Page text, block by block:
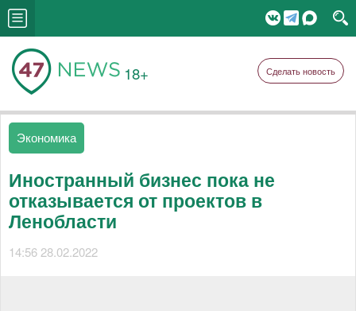
18+ Сделать новость
Экономика
Иностранный бизнес пока не
отказывается от проектов в
Ленобласти
14:56 28.02.2022